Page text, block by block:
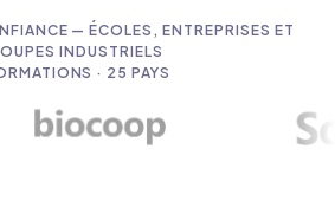
— ÉCOLES, ENTREPRISES ET
INDUSTRIELS
· 25 PAYS